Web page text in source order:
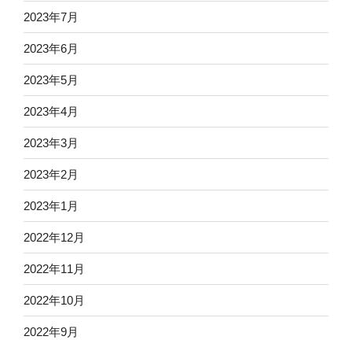
2023年7月
2023年6月
2023年5月
2023年4月
2023年3月
2023年2月
2023年1月
2022年12月
2022年11月
2022年10月
2022年9月